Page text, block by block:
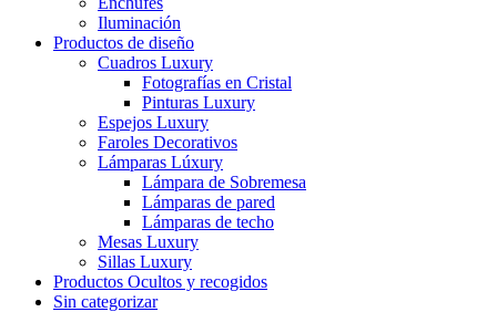
Iluminación
Productos de diseño
Cuadros Luxury
Fotografías en Cristal
Pinturas Luxury
Espejos Luxury
Faroles Decorativos
Lámparas Lúxury
Lámpara de Sobremesa
Lámparas de pared
Lámparas de techo
Mesas Luxury
Sillas Luxury
Productos Ocultos y recogidos
Sin categorizar